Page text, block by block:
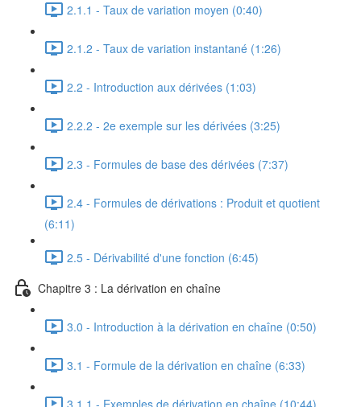
2.1.1 - Taux de variation moyen (0:40)
2.1.2 - Taux de variation instantané (1:26)
2.2 - Introduction aux dérivées (1:03)
2.2.2 - 2e exemple sur les dérivées (3:25)
2.3 - Formules de base des dérivées (7:37)
2.4 - Formules de dérivations : Produit et quotient
(6:11)
2.5 - Dérivabilité d'une fonction (6:45)
Chapitre 3 : La dérivation en chaîne
3.0 - Introduction à la dérivation en chaîne (0:50)
3.1 - Formule de la dérivation en chaîne (6:33)
3.1.1 - Exemples de dérivation en chaîne (10:44)